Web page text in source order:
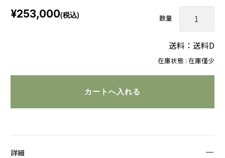
在庫状態 : 在庫僅少
¥253,000(税込) 数量
送料：送料D
詳細